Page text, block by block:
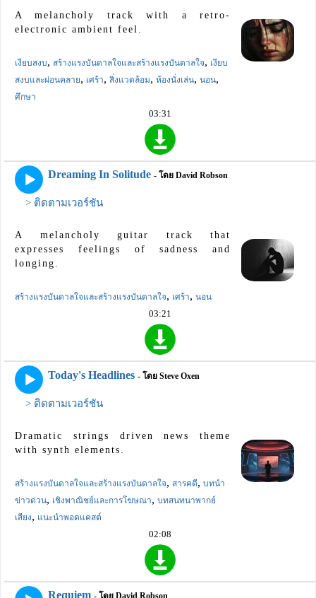
A melancholy track with a retro-
electronic ambient feel.
เงียบสงบ, สร้างแรงบันดาลใจและสร้างแรงบันดาลใจ, เงียบ
สงบและผ่อนคลาย, เศร้า, สิ่งแวดล้อม, ห้องนั่งเล่น, นอน,
ศึกษา
03:31
Dreaming In Solitude - โดย David Robson
> ติดตามเวอร์ชัน
A melancholy guitar track that
expresses feelings of sadness and
longing.
สร้างแรงบันดาลใจและสร้างแรงบันดาลใจ, เศร้า, นอน
03:21
Today's Headlines - โดย Steve Oxen
> ติดตามเวอร์ชัน
Dramatic strings driven news theme
with synth elements.
สร้างแรงบันดาลใจและสร้างแรงบันดาลใจ, สารคดี, บทนำ
ข่าวด่วน, เชิงพาณิชย์และการโฆษณา, บทสนทนาพากย์
เสียง, แนะนำพอดแคสต์
02:08
Requiem - โดย David Robson